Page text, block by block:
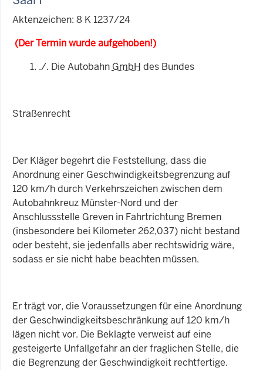
Aktenzeichen: 8 K 1237/24
(Der Termin wurde aufgehoben!)
./. Die Autobahn GmbH des Bundes
Straßenrecht
Der Kläger begehrt die Feststellung, dass die
Anordnung einer Geschwindigkeitsbegrenzung auf
120 km/h durch Verkehrszeichen zwischen dem
Autobahnkreuz Münster-Nord und der
Anschlussstelle Greven in Fahrtrichtung Bremen
(insbesondere bei Kilometer 262,037) nicht bestand
oder besteht, sie jedenfalls aber rechtswidrig wäre,
sodass er sie nicht habe beachten müssen.
Er trägt vor, die Voraussetzungen für eine Anordnung
der Geschwindigkeitsbeschränkung auf 120 km/h
lägen nicht vor. Die Beklagte verweist auf eine
gesteigerte Unfallgefahr an der fraglichen Stelle, die
die Begrenzung der Geschwindigkeit rechtfertige.